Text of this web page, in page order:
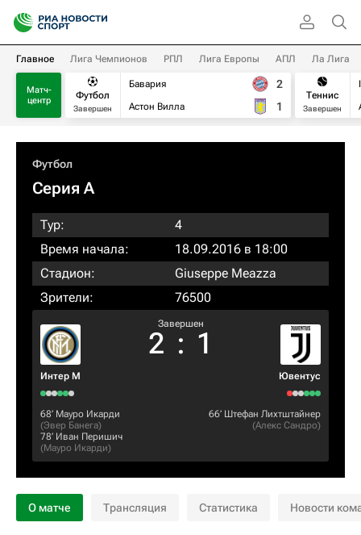
Главное Лига Чемпионов РПЛ Лига Европы АПЛ Ла Лига
Матч-
центр
Футбол
Завершен
Бавария
Астон Вилла
2
1
Теннис
Завершен
Футбол
Серия А
Тур:
4
Время начала:
18.09.2016 в 18:00
Стадион:
Giuseppe Meazza
Зрители:
76500
Интер М
Завершен
2 : 1
Ювентус
68‎’‎ Мауро Икарди
(Эвер Банега)
78‎’‎ Иван Перишич
(Мауро Икарди)
66‎’‎ Штефан Лихтштайнер
(Алекс Сандро)
О матче Трансляция Статистика Новости